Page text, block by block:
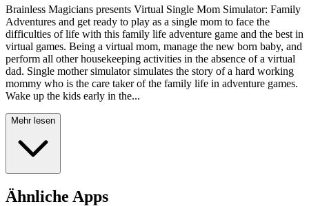
Brainless Magicians presents Virtual Single Mom Simulator: Family
Adventures and get ready to play as a single mom to face the
difficulties of life with this family life adventure game and the best in
virtual games. Being a virtual mom, manage the new born baby, and
perform all other housekeeping activities in the absence of a virtual
dad. Single mother simulator simulates the story of a hard working
mommy who is the care taker of the family life in adventure games.
Wake up the kids early in the...
Mehr lesen
Ähnliche Apps